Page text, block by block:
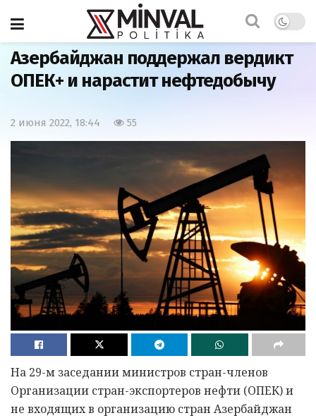
Главная Экономика
Азербайджан поддержал вердикт
ОПЕК+ и нарастит нефтедобычу
2 июня 2022, 18:44 55
На 29-м заседании министров стран-членов
Организации стран-экспортеров нефти (ОПЕК) и
не входящих в организацию стран Азербайджан